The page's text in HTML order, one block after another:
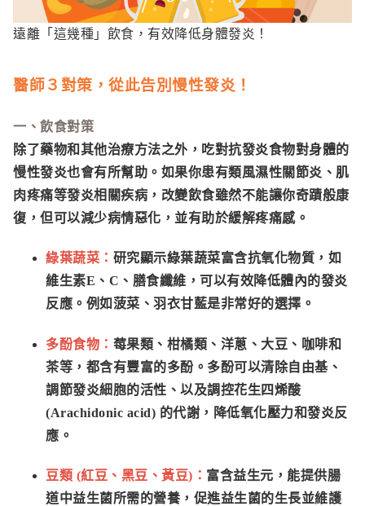
遠離「這幾種」飲食，有效降低身體發炎！
醫師３對策，從此告別慢性發炎！
一、飲食對策
除了藥物和其他治療方法之外，吃對抗發炎食物對身體的
慢性發炎也會有所幫助。如果你患有類風濕性關節炎、肌
肉疼痛等發炎相關疾病，改變飲食雖然不能讓你奇蹟般康
復，但可以減少病情惡化，並有助於緩解疼痛感。
綠葉蔬菜： 研究顯示綠葉蔬菜富含抗氧化物質，如
維生素E、C、膳食纖維，可以有效降低體內的發炎
反應。例如菠菜、羽衣甘藍是非常好的選擇。
多酚食物： 莓果類、柑橘類、洋蔥、大豆、咖啡和
茶等，都含有豐富的多酚。多酚可以清除自由基、
調節發炎細胞的活性、以及調控花生四烯酸
(Arachidonic acid) 的代謝，降低氧化壓力和發炎反
應。
豆類 (紅豆、黑豆、黃豆)： 富含益生元，能提供腸
道中益生菌所需的營養，促進益生菌的生長並維護